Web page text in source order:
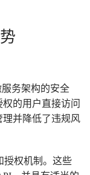
务架构的安全
权的用户直接访问
并降低了违规风
授权机制。这些